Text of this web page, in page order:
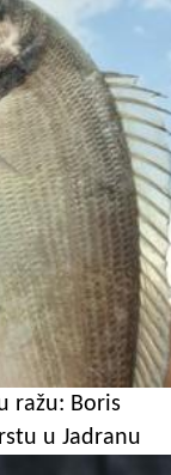
ražu: Boris
u Jadranu